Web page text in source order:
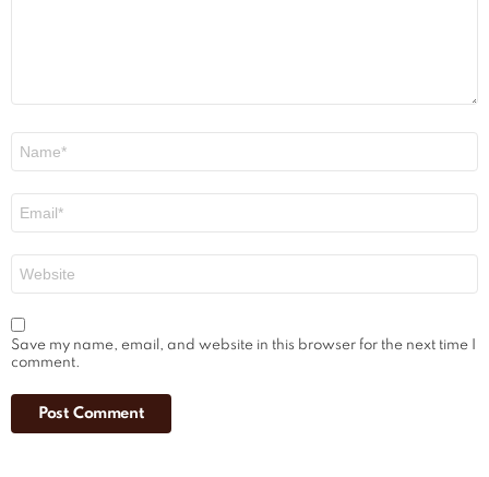
Save my name, email, and website in this browser for the next time I
comment.